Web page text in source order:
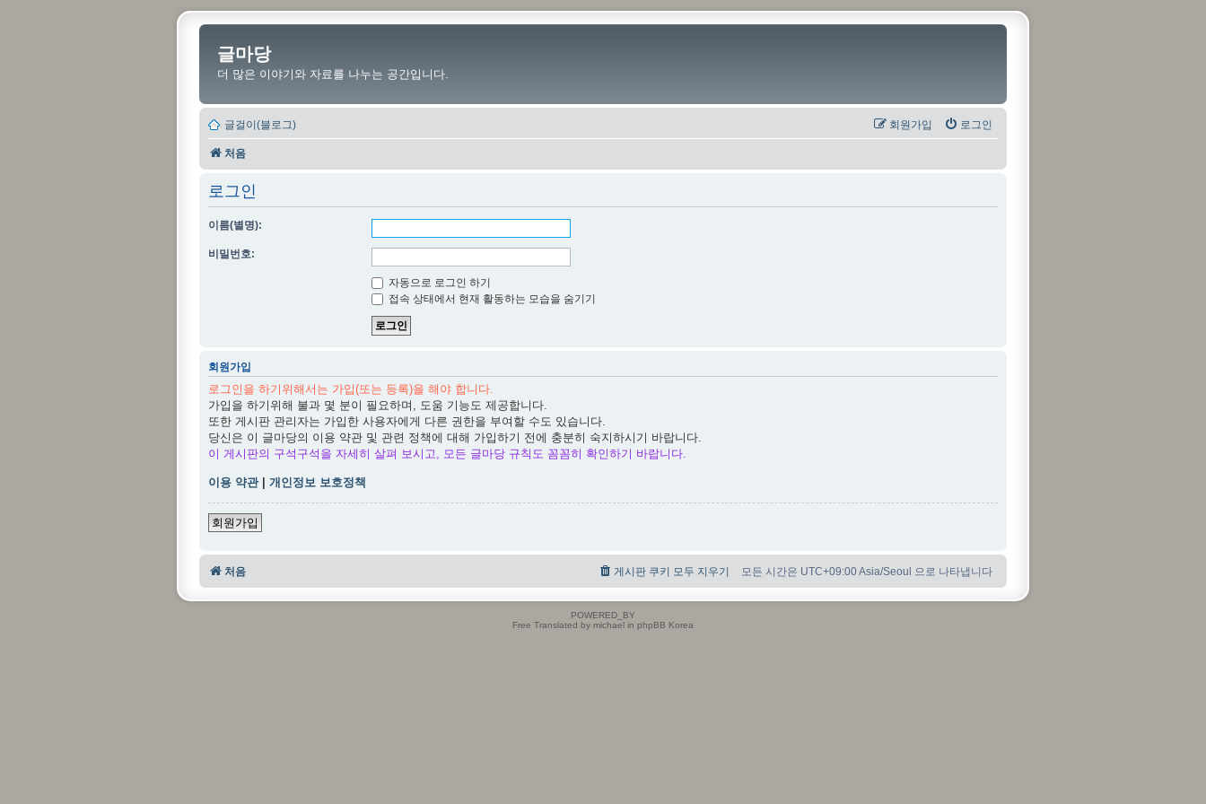
글마당
더 많은 이야기와 자료를 나누는 공간입니다.
글걸이(블로그) 로그인
회원가입
처음
로그인
이름(별명):
비밀번호:
자동으로 로그인 하기
접속 상태에서 현재 활동하는 모습을 숨기기
회원가입
로그인을 하기위해서는 가입(또는 등록)을 해야 합니다.
가입을 하기위해 불과 몇 분이 필요하며, 도움 기능도 제공합니다.
또한 게시판 관리자는 가입한 사용자에게 다른 권한을 부여할 수도 있습니다.
당신은 이 글마당의 이용 약관 및 관련 정책에 대해 가입하기 전에 충분히 숙지하시기 바랍니다.
이 게시판의 구석구석을 자세히 살펴 보시고, 모든 글마당 규칙도 꼼꼼히 확인하기 바랍니다.
이용 약관| 개인정보 보호정책
회원가입
처음 모든 시간은 UTC+09:00 Asia/Seoul 으로 나타냅니다
게시판 쿠키 모두 지우기
POWERED_BY
Free Translated by michael in phpBB Korea